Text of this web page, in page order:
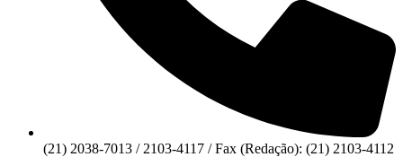
(21) 2038-7013 / 2103-4117 / Fax (Redação): (21) 2103-4112